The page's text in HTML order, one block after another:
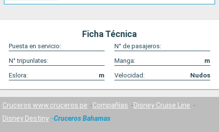
Ficha Técnica
Puesta en servicio:
N° de pasajeros:
N° tripunlates:
Manga:
m
Eslora:
m Velocidad: Nudos
Cruceros www.cruceros.pe Compañías
Disney Cruise Line
Disney Destiny
Cruceros Bahamas